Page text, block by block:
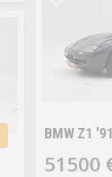
BMW Z1
51500